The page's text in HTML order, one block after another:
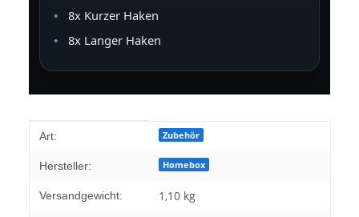
8x Kurzer Haken
8x Langer Haken
Produkteigenschaft
Wert
Art: Zubehör
Hersteller: Homebox
Versandgewicht: 1,10 kg